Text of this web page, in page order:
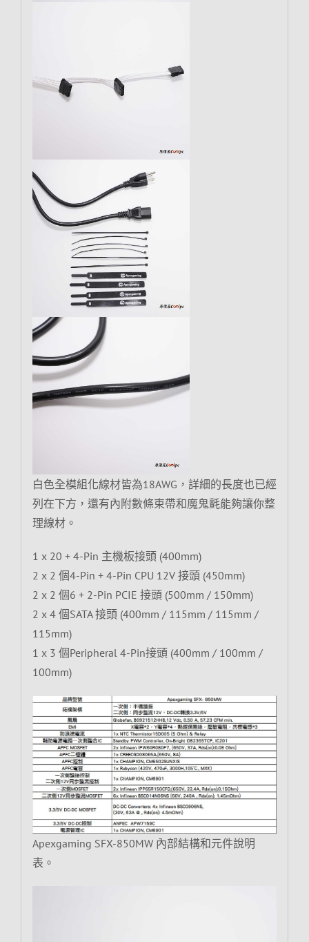
白色全模組化線材皆為18AWG，詳細的長度也已經
列在下方，還有內附數條束帶和魔鬼氈能夠讓你整
理線材。
1 x 20 + 4-Pin 主機板接頭 (400mm)
2 x 2 個4-Pin + 4-Pin CPU 12V 接頭 (450mm)
2 x 2 個6 + 2-Pin PCIE 接頭 (500mm / 150mm)
2 x 4 個SATA 接頭 (400mm / 115mm / 115mm /
115mm)
1 x 3 個Peripheral 4-Pin接頭 (400mm / 100mm /
100mm)
Apexgaming SFX-850MW 內部結構和元件說明
表。